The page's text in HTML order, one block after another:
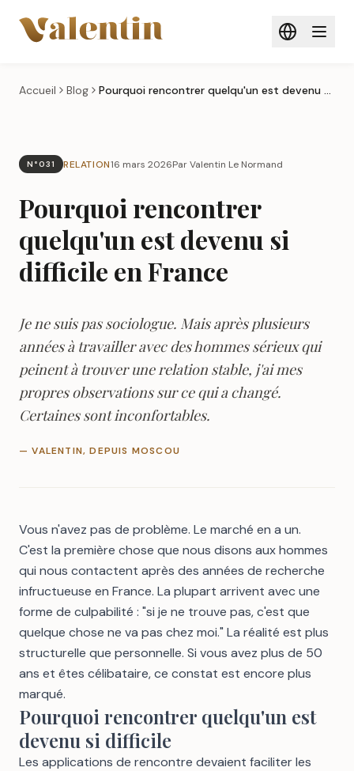
Accueil Blog Pourquoi rencontrer quelqu'un est devenu si difficile en France
N°031 RELATION16 mars 2026Par Valentin Le Normand
Pourquoi rencontrer
quelqu'un est devenu si
difficile en France
Je ne suis pas sociologue. Mais après plusieurs
années à travailler avec des hommes sérieux qui
peinent à trouver une relation stable, j'ai mes
propres observations sur ce qui a changé.
Certaines sont inconfortables.
— VALENTIN, DEPUIS MOSCOU
Vous n'avez pas de problème. Le marché en a un.
C'est la première chose que nous disons aux hommes
qui nous contactent après des années de recherche
infructueuse en France. La plupart arrivent avec une
forme de culpabilité : "si je ne trouve pas, c'est que
quelque chose ne va pas chez moi." La réalité est plus
structurelle que personnelle. Si vous avez plus de 50
ans et êtes célibataire, ce constat est encore plus
marqué.
Pourquoi rencontrer quelqu'un est
devenu si difficile
Les applications de rencontre devaient faciliter les